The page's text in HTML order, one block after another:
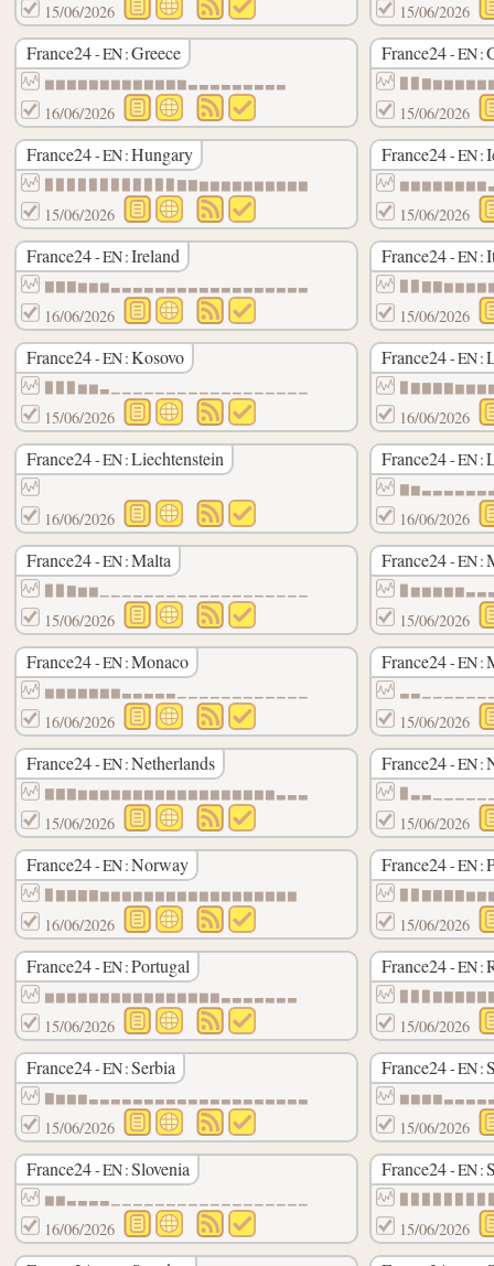
15/06/2026 15/06/2026
France24- EN :Greece
▆▆▆▆▆▆▆▆▆▆▆▆▆▃▃▃▃▃▃▃▃▃
16/06/2026
France24- EN :
15/06/2026
France24- EN :Hungary
▉▉▉▉▉▉▉▉▉▉▉▉▇▇▆▆▆▆▆▆▆▆▆▆
15/06/2026
France24- EN :
15/06/2026
France24- EN :Ireland
▇▇▇▆▆▆▃▃▃▃▃▃▃▃▃▃▃▃▃▃▃▃▃▃
16/06/2026
France24- EN :
15/06/2026
France24- EN :Kosovo
▉▉▉▆▆▃▁▁▁▁▁▁▁▁▁▁▁▁▁▁▁▁▁▁
15/06/2026
France24- EN :
16/06/2026
France24- EN :Liechtenstein
16/06/2026
France24- EN :
16/06/2026
France24- EN :Malta
▉▉▇▆▆▁▁▁▁▁▁▁▁▁▁▁▁▁▁▁▁▁▁▁
15/06/2026
France24- EN :
15/06/2026
France24- EN :Monaco
▆▆▆▆▆▆▆▃▃▃▃▃▁▁▁▁▁▁▁▁▁▁▁▁
16/06/2026
France24- EN :
15/06/2026
France24- EN :Netherlands
▇▇▇▆▆▆▆▆▆▆▆▆▆▆▆▆▆▆▆▆▆▃▃▃
15/06/2026
France24- EN :
15/06/2026
France24- EN :Norway
▉▇▇▇▇▆▆▆▆▆▆▆▆▆▆▆▆▆▆▆▆▆▆
16/06/2026
France24- EN :
15/06/2026
France24- EN :Portugal
▆▆▆▆▆▆▆▆▆▆▆▆▆▆▆▆▃▃▃▃▃▃▃
15/06/2026
France24- EN :
15/06/2026
France24- EN :Serbia
▇▆▆▆▃▃▃▃▃▃▃▃▃▃▃▃▃▃▃▃▃▃▃▃
15/06/2026
France24- EN :
15/06/2026
France24- EN :Slovenia
▆▆▃▃▃▃▁▁▁▁▁▁▁▁▁▁▁▁▁▁▁▁▁▁
16/06/2026
France24- EN :
15/06/2026